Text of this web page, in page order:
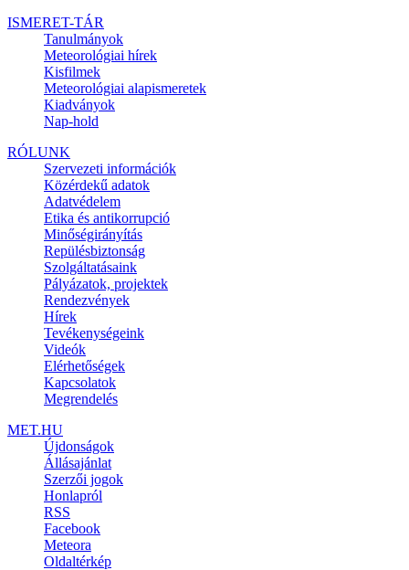
ISMERET-TÁR
Tanulmányok
Meteorológiai hírek
Kisfilmek
Meteorológiai alapismeretek
Kiadványok
Nap-hold
RÓLUNK
Szervezeti információk
Közérdekű adatok
Adatvédelem
Etika és antikorrupció
Minőségirányítás
Repülésbiztonság
Szolgáltatásaink
Pályázatok, projektek
Rendezvények
Hírek
Tevékenységeink
Videók
Elérhetőségek
Kapcsolatok
Megrendelés
MET.HU
Újdonságok
Állásajánlat
Szerzői jogok
Honlapról
RSS
Facebook
Meteora
Oldaltérkép